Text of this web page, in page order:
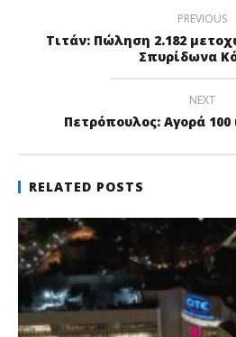
PREVIOUS
Τιτάν: Πώληση 2.182
Σπυρίδωνα
NEXT
Πετρόπουλος: Αγορά
RELATED POSTS